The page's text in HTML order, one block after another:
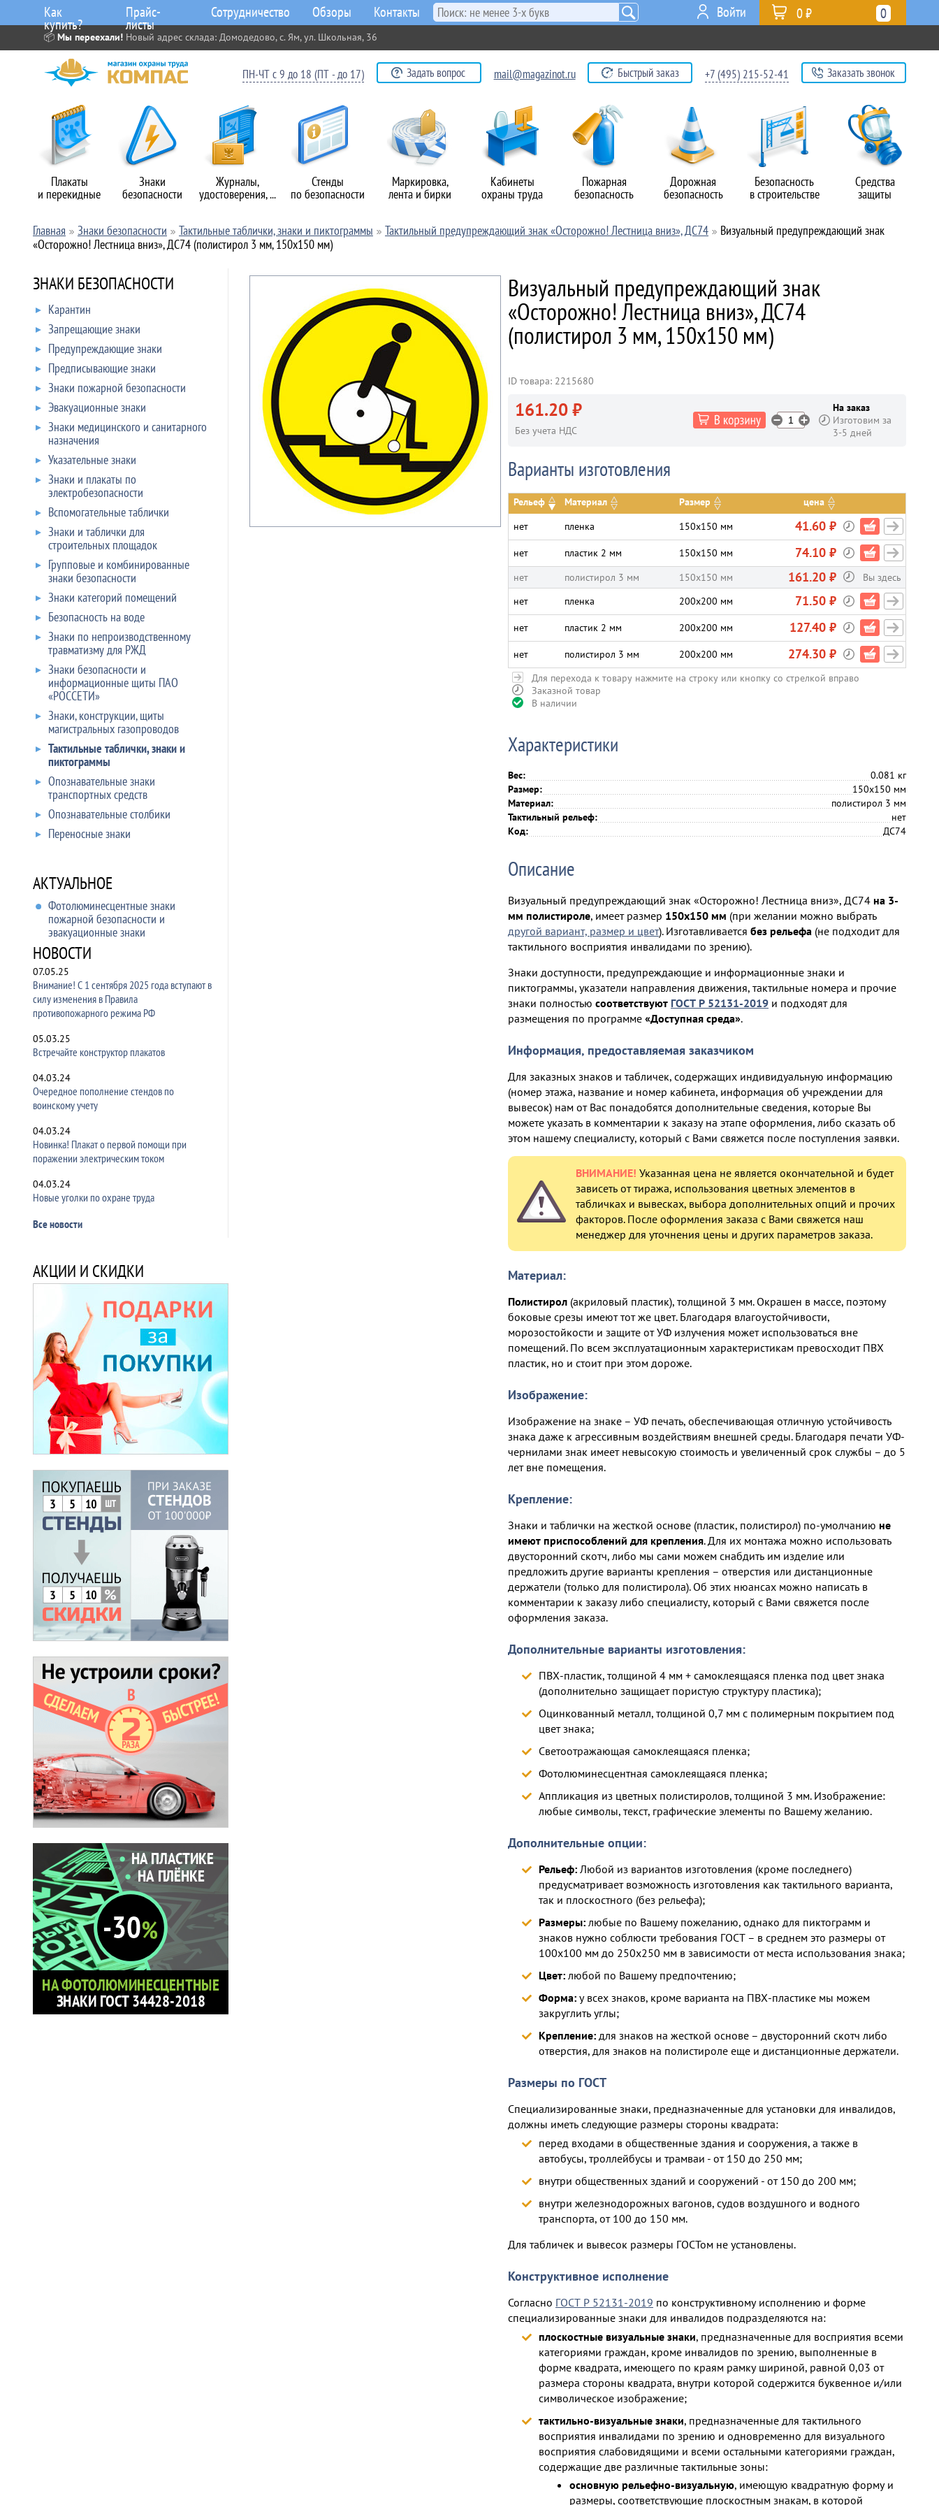
📦 Мы переехали! Новый адрес склада: Домодедово, с. Ям, ул. Школьная, 36
Плакаты
и перекидные
Знаки
безопасности
Журналы,
удостоверения, ...
Стенды
по безопасности
Маркировка,
лента и бирки
Кабинеты
охраны труда
Пожарная
безопасность
Дорожная
безопасность
Безопасность
в строительстве
Средства
защиты
Как
купить?
Прайс-
листы
Сотрудничество Обзоры Контакты 0
0 ₽
Войти
ПН-ЧТ с 9 до 18 (ПТ - до 17) Задать вопрос mail@magazinot.ru Быстрый заказ +7 (495) 215-52-41 Заказать звонок
Главная Знаки безопасности Тактильные таблички, знаки и пиктограммы Тактильный предупреждающий знак «Осторожно! Лестница вниз», ДС74
Визуальный предупреждающий знак
«Осторожно! Лестница вниз», ДС74 (полистирол 3 мм, 150х150 мм)
ЗНАКИ БЕЗОПАСНОСТИ
Карантин
Запрещающие знаки
Предупреждающие знаки
Предписывающие знаки
Знаки пожарной безопасности
Эвакуационные знаки
Знаки медицинского и санитарного
назначения
Указательные знаки
Знаки и плакаты по
электробезопасности
Вспомогательные таблички
Знаки и таблички для
строительных площадок
Групповые и комбинированные
знаки безопасности
Знаки категорий помещений
Безопасность на воде
Знаки по непроизводственному
травматизму для РЖД
Знаки безопасности и
информационные щиты ПАО
«РОССЕТИ»
Знаки, конструкции, щиты
магистральных газопроводов
Тактильные таблички, знаки и
пиктограммы
Опознавательные знаки
транспортных средств
Опознавательные столбики
Переносные знаки
АКТУАЛЬНОЕ
Фотолюминесцентные знаки
пожарной безопасности и
эвакуационные знаки
НОВОСТИ
07.05.25
Внимание! С 1 сентября 2025 года вступают в
силу изменения в Правила
противопожарного режима РФ
05.03.25
Встречайте конструктор плакатов
04.03.24
Очередное пополнение стендов по
воинскому учету
04.03.24
Новинка! Плакат о первой помощи при
поражении электрическим током
04.03.24
Новые уголки по охране труда
Все новости
АКЦИИ И СКИДКИ
Визуальный предупреждающий знак
«Осторожно! Лестница вниз», ДС74
(полистирол 3 мм, 150х150 мм)
ID товара: 2215680
161.20 ₽
Без учета НДС
На заказ
Изготовим за
3-5 дней
Варианты изготовления
Рельеф Материал Размер
цена
нет
пленка 150х150 мм 41.60 ₽
нет пластик 2 мм 150х150 мм 74.10 ₽
нет полистирол 3 мм 150х150 мм 161.20 ₽
Вы здесь
нет
пленка 200х200 мм 71.50 ₽
нет пластик 2 мм 200х200 мм 127.40 ₽
нет полистирол 3 мм 200х200 мм 274.30 ₽
Для перехода к товару нажмите на строку или кнопку со стрелкой вправо
Заказной товар
В наличии
Характеристики
Вес:
0.081 кг
Размер:
150х150 мм
Материал:
полистирол 3 мм
Тактильный рельеф:
нет
Код:
ДС74
Описание
Визуальный предупреждающий знак «Осторожно! Лестница вниз», ДС74 на 3-
мм полистироле, имеет размер 150х150 мм (при желании можно выбрать
другой вариант, размер и цвет). Изготавливается без рельефа (не подходит для
тактильного восприятия инвалидами по зрению).
Знаки доступности, предупреждающие и информационные знаки и
пиктограммы, указатели направления движения, тактильные номера и прочие
знаки полностью соответствуют ГОСТ Р 52131-2019 и подходят для
размещения по программе «Доступная среда».
Информация, предоставляемая заказчиком
Для заказных знаков и табличек, содержащих индивидуальную информацию
(номер этажа, название и номер кабинета, информация об учреждении для
вывесок) нам от Вас понадобятся дополнительные сведения, которые Вы
можете указать в комментарии к заказу на этапе оформления, либо сказать об
этом нашему специалисту, который с Вами свяжется после поступления заявки.
ВНИМАНИЕ! Указанная цена не является окончательной и будет
зависеть от тиража, использования цветных элементов в
табличках и вывесках, выбора дополнительных опций и прочих
факторов. После оформления заказа с Вами свяжется наш
менеджер для уточнения цены и других параметров заказа.
Материал:
Полистирол (акриловый пластик), толщиной 3 мм. Окрашен в массе, поэтому
боковые срезы имеют тот же цвет. Благодаря влагоустойчивости,
морозостойкости и защите от УФ излучения может использоваться вне
помещений. По всем эксплуатационным характеристикам превосходит ПВХ
пластик, но и стоит при этом дороже.
Изображение:
Изображение на знаке – УФ печать, обеспечивающая отличную устойчивость
знака даже к агрессивным воздействиям внешней среды. Благодаря печати УФ-
чернилами знак имеет невысокую стоимость и увеличенный срок службы – до 5
лет вне помещения.
Крепление:
Знаки и таблички на жесткой основе (пластик, полистирол) по-умолчанию не
имеют приспособлений для крепления. Для их монтажа можно использовать
двусторонний скотч, либо мы сами можем снабдить им изделие или
предложить другие варианты крепления – отверстия или дистанционные
держатели (только для полистирола). Об этих нюансах можно написать в
комментарии к заказу либо специалисту, который с Вами свяжется после
оформления заказа.
Дополнительные варианты изготовления:
ПВХ-пластик, толщиной 4 мм + самоклеящаяся пленка под цвет знака
(дополнительно защищает пористую структуру пластика);
Оцинкованный металл, толщиной 0,7 мм с полимерным покрытием под
цвет знака;
Светоотражающая самоклеящаяся пленка;
Фотолюминесцентная самоклеящаяся пленка;
Аппликация из цветных полистиролов, толщиной 3 мм. Изображение:
любые символы, текст, графические элементы по Вашему желанию.
Дополнительные опции:
Рельеф: Любой из вариантов изготовления (кроме последнего)
предусматривает возможность изготовления как тактильного варианта,
так и плоскостного (без рельефа);
Размеры: любые по Вашему пожеланию, однако для пиктограмм и
знаков нужно соблюсти требования ГОСТ – в среднем это размеры от
100х100 мм до 250х250 мм в зависимости от места использования знака;
Цвет: любой по Вашему предпочтению;
Форма: у всех знаков, кроме варианта на ПВХ-пластике мы можем
закруглить углы;
Крепление: для знаков на жесткой основе – двусторонний скотч либо
отверстия, для знаков на полистироле еще и дистанционные держатели.
Размеры по ГОСТ
Специализированные знаки, предназначенные для установки для инвалидов,
должны иметь следующие размеры стороны квадрата:
перед входами в общественные здания и сооружения, а также в
автобусы, троллейбусы и трамваи - от 150 до 250 мм;
внутри общественных зданий и сооружений - от 150 до 200 мм;
внутри железнодорожных вагонов, судов воздушного и водного
транспорта, от 100 до 150 мм.
Для табличек и вывесок размеры ГОСТом не установлены.
Конструктивное исполнение
Согласно ГОСТ Р 52131-2019 по конструктивному исполнению и форме
специализированные знаки для инвалидов подразделяются на:
плоскостные визуальные знаки, предназначенные для восприятия всеми
категориями граждан, кроме инвалидов по зрению, выполненные в
форме квадрата, имеющего по краям рамку шириной, равной 0,03 от
размера стороны квадрата, внутри которой содержится буквенное и/или
символическое изображение;
тактильно-визуальные знаки, предназначенные для тактильного
восприятия инвалидами по зрению и одновременно для визуального
восприятия слабовидящими и всеми остальными категориями граждан,
содержащие две различные тактильные зоны:
основную рельефно-визуальную, имеющую квадратную форму и
размеры, соответствующие плоскостным знакам, в которой